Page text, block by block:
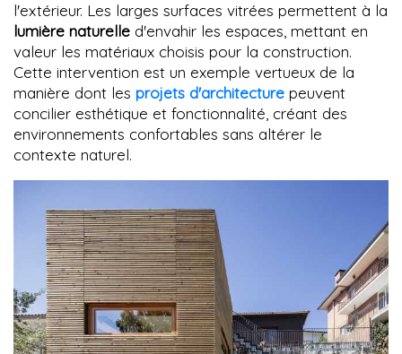
l'extérieur. Les larges surfaces vitrées permettent à la
lumière naturelle d'envahir les espaces, mettant en
valeur les matériaux choisis pour la construction.
Cette intervention est un exemple vertueux de la
manière dont les projets d'architecture peuvent
concilier esthétique et fonctionnalité, créant des
environnements confortables sans altérer le
contexte naturel.